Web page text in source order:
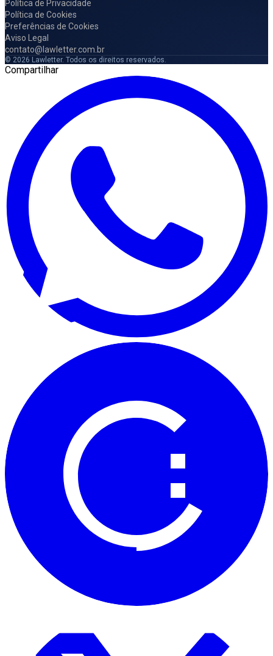
Política de Privacidade
Política de Cookies
Preferências de Cookies
Aviso Legal
contato@lawletter.com.br
© 2026 Lawletter. Todos os direitos reservados.
Compartilhar